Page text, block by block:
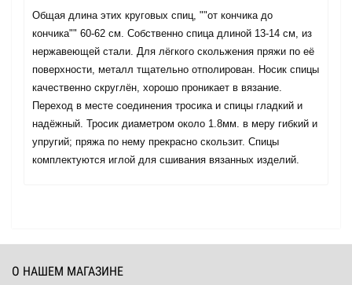
Общая длина этих круговых спиц, ""от кончика до
кончика"" 60-62 см. Собственно спица длиной 13-14 см, из
нержавеющей стали. Для лёгкого скольжения пряжи по её
поверхности, металл тщательно отполирован. Носик спицы
качественно скруглён, хорошо проникает в вязание.
Переход в месте соединения тросика и спицы гладкий и
надёжный. Тросик диаметром около 1.8мм. в меру гибкий и
упругий; пряжа по нему прекрасно скользит. Спицы
комплектуются иглой для сшивания вязанных изделий.
О НАШЕМ МАГАЗИНЕ